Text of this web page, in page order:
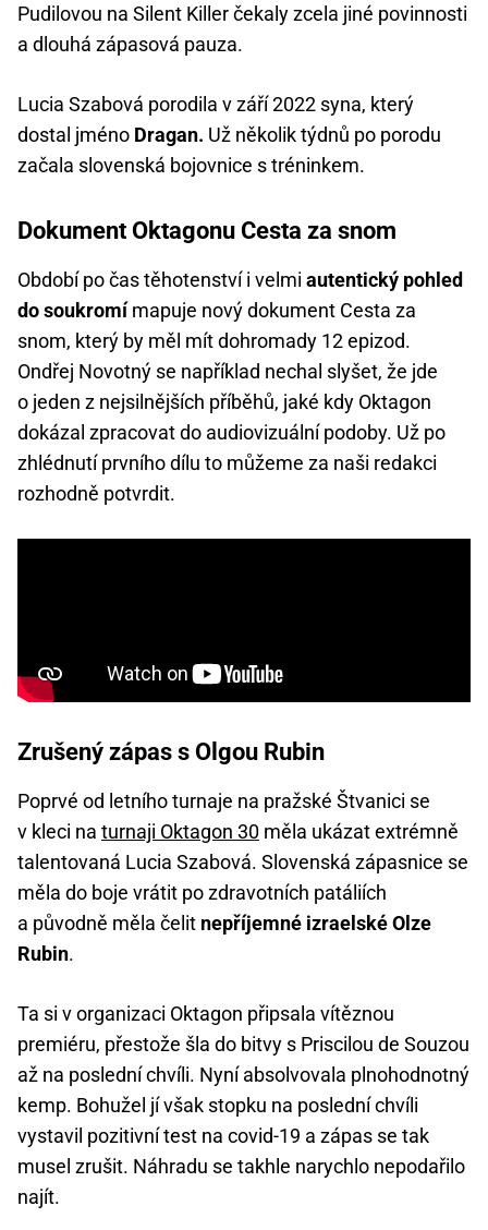
Pudilovou na Silent Killer čekaly zcela jiné povinnosti
a dlouhá zápasová pauza.
Lucia Szabová porodila v září 2022 syna, který
dostal jméno Dragan. Už několik týdnů po porodu
začala slovenská bojovnice s tréninkem.
Dokument Oktagonu Cesta za snom
Období po čas těhotenství i velmi autentický pohled
do soukromímapuje nový dokument Cesta za
snom, který by měl mít dohromady 12 epizod.
Ondřej Novotný se například nechal slyšet, že jde
o jeden z nejsilnějších příběhů, jaké kdy Oktagon
dokázal zpracovat do audiovizuální podoby. Už po
zhlédnutí prvního dílu to můžeme za naši redakci
rozhodně potvrdit.
Zrušený zápas s Olgou Rubin
Poprvé od letního turnaje na pražské Štvanici se
v kleci na turnaji Oktagon 30 měla ukázat extrémně
talentovaná Lucia Szabová. Slovenská zápasnice se
měla do boje vrátit po zdravotních patáliích
a původně měla čelit nepříjemné izraelské Olze
Rubin.
Ta si v organizaci Oktagon připsala vítěznou
premiéru, přestože šla do bitvy s Priscilou de Souzou
až na poslední chvíli. Nyní absolvovala plnohodnotný
kemp. Bohužel jí však stopku na poslední chvíli
vystavil pozitivní test na covid-19 a zápas se tak
musel zrušit. Náhradu se takhle narychlo nepodařilo
najít.